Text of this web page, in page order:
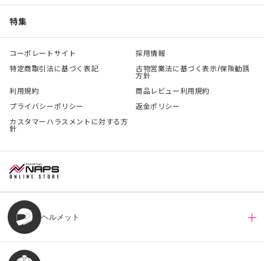
特集
コーポレートサイト
採用情報
特定商取引法に基づく表記
古物営業法に基づく表示/保険勧誘
方針
利用規約
商品レビュー利用規約
プライバシーポリシー
返金ポリシー
カスタマーハラスメントに対する方
針
ヘルメット